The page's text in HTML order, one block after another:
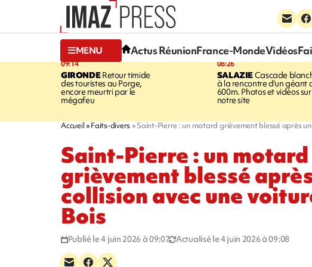
MENU Actus RéunionFrance-MondeVidéos
09:14
GIRONDERetour timide
des touristes au Porge,
encore meurtri par le
mégafeu
08:26
SALAZIECascade
à la rencontre d'un géant
600m. Photos et vidéos sur
notre site
Accueil Faits-divers Saint-Pierre : un motard grièvement blessé après
Saint-Pierre : un motard
grièvement blessé
collision avec une
Bois
Publié le 4 juin 2026 à 09:07 Actualisé le 4 juin 2026 à 09:08